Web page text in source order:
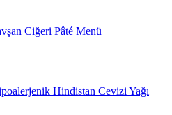
Ciğeri Pâté Menü
Hindistan Cevizi Yağı